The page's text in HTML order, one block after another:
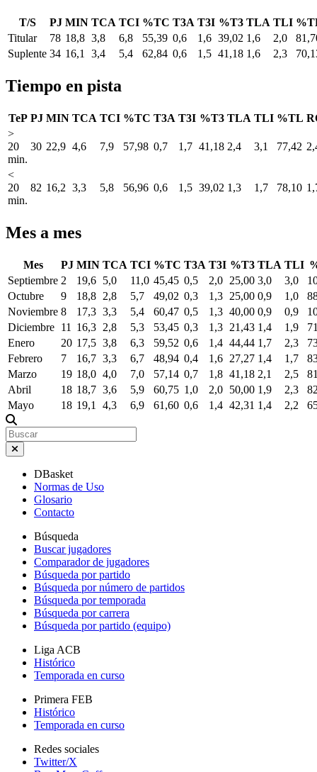
T/S PJ MIN TCA TCI %TC T3A T3I %T3 TLA TLI
Titular
78 18,8 3,8 6,8 55,39 0,6 1,6 39,02 1,6 2,0
Suplente 34 16,1 3,4 5,4 62,84 0,6 1,5 41,18 1,6 2,3
Tiempo en pista
TeP PJ MIN TCA TCI %TC T3A T3I %T3 TLA TLI %TL
>
20
min.
30 22,9 4,6 7,9 57,98 0,7 1,7 41,18 2,4 3,1 77,42
<
20
min.
82 16,2 3,3 5,8 56,96 0,6 1,5 39,02 1,3 1,7 78,10
Mes a mes
Mes PJ MIN TCA TCI %TC T3A T3I %T3 TLA TLI
Septiembre 2 19,6 5,0 11,0 45,45 0,5 2,0 25,00 3,0 3,0
Octubre
9 18,8 2,8 5,7 49,02 0,3 1,3 25,00 0,9 1,0
Noviembre 8 17,3 3,3 5,4 60,47 0,5 1,3 40,00 0,9 0,9
Diciembre 11 16,3 2,8 5,3 53,45 0,3 1,3 21,43 1,4 1,9
Enero
20 17,5 3,8 6,3 59,52 0,6 1,4 44,44 1,7 2,3
Febrero
7 16,7 3,3 6,7 48,94 0,4 1,6 27,27 1,4 1,7
Marzo
19 18,0 4,0 7,0 57,14 0,7 1,8 41,18 2,1 2,5
Abril
18 18,7 3,6 5,9 60,75 1,0 2,0 50,00 1,9 2,3
Mayo
18 19,1 4,3 6,9 61,60 0,6 1,4 42,31 1,4 2,2
DBasket
Normas de Uso
Glosario
Contacto
Búsqueda
Buscar jugadores
Comparador de jugadores
Búsqueda por partido
Búsqueda por número de partidos
Búsqueda por temporada
Búsqueda por carrera
Búsqueda por partido (equipo)
Liga ACB
Histórico
Temporada en curso
Primera FEB
Histórico
Temporada en curso
Redes sociales
Twitter/X